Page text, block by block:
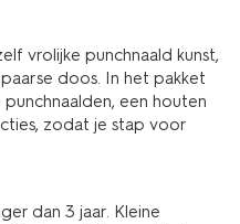
vrolijke punchnaald kunst,
doos. In het pakket
een houten
zodat je stap voor
dan 3 jaar. Kleine